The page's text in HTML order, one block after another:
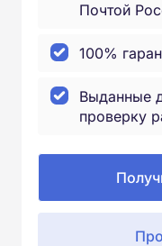
Почтой
100%
Выданные
проверку